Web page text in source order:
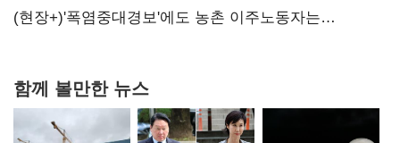
당장 퇴출?…시간만으론 부족한 코스닥 구하기
(현장+)'폭염중대경보'에도 농촌 이주노동자는
함께 볼만한 뉴스